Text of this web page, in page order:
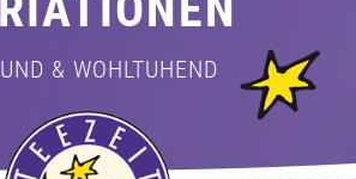
& WOHLTUHEND